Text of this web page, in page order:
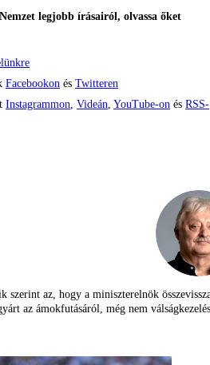
legjobb írásairól, olvassa őket
Facebookon és Twitteren
Instagrammon, Videán, YouTube-on és RSS-
az, hogy a miniszterelnök
az ámokfutásáról, még nem